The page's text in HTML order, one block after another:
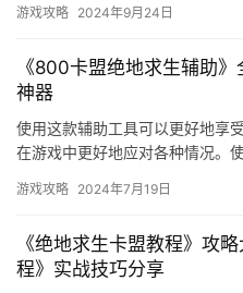
游戏攻略 2024年9月24日
《800卡盟绝地求生辅助
神器
使用这款辅助工具可以更好地享
在游戏中更好地应对各种情况。
游戏攻略 2024年7月19日
《绝地求生卡盟教程》攻
程》实战技巧分享